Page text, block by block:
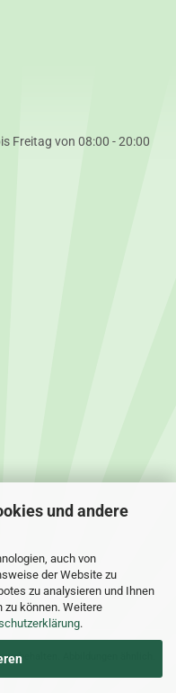
und andere
auch von
der Website zu
zu analysieren und Ihnen
können. Weitere
.
Freitag von 08:00 - 20:00
Abbildungen ähnlich.